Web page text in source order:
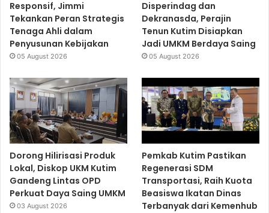
Responsif, Jimmi
Tekankan Peran Strategis
Tenaga Ahli dalam
Penyusunan Kebijakan
05 August 2026
Disperindag dan
Dekranasda, Perajin
Tenun Kutim Disiapkan
Jadi UMKM Berdaya Saing
05 August 2026
Dorong Hilirisasi Produk
Lokal, Diskop UKM Kutim
Gandeng Lintas OPD
Perkuat Daya Saing UMKM
03 August 2026
Pemkab Kutim Pastikan
Regenerasi SDM
Transportasi, Raih Kuota
Beasiswa Ikatan Dinas
Terbanyak dari Kemenhub